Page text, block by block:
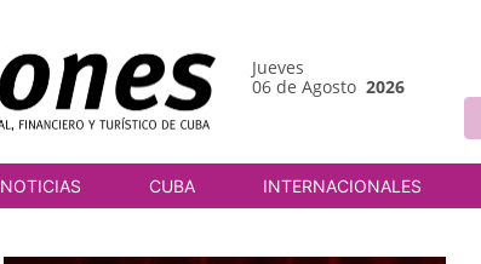
Jueves
06 de Agosto 2026
NOTICIAS CUBA INTERNACIONALES